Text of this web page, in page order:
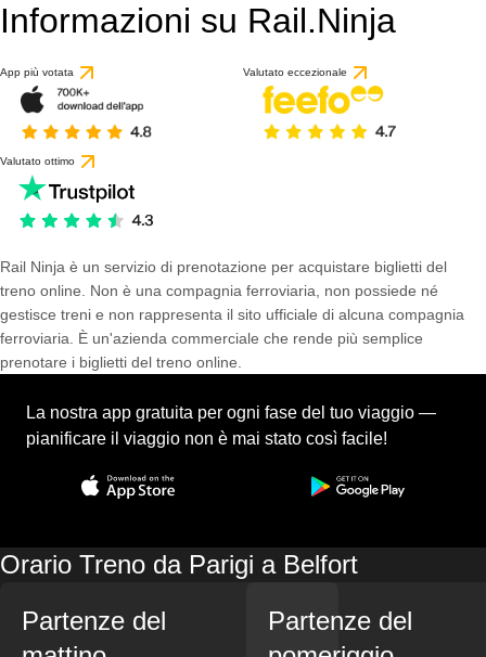
Informazioni su Rail.Ninja
App più votata Valutato eccezionale
Valutato ottimo
Rail Ninja è un servizio di prenotazione per acquistare biglietti del
treno online. Non è una compagnia ferroviaria, non possiede né
gestisce treni e non rappresenta il sito ufficiale di alcuna compagnia
ferroviaria. È un'azienda commerciale che rende più semplice
prenotare i biglietti del treno online.
La nostra app gratuita per ogni fase del tuo viaggio —
pianificare il viaggio non è mai stato così facile!
Orario Treno da Parigi a Belfort
Partenze del
Partenze del